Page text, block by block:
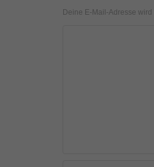
Deine E-Mail-Adresse